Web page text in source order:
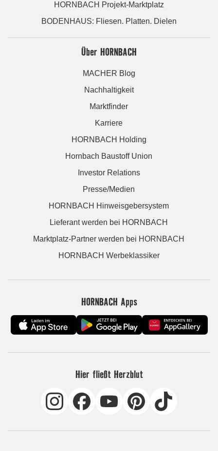
HORNBACH Projekt-Marktplatz
BODENHAUS: Fliesen. Platten. Dielen
Über HORNBACH
MACHER Blog
Nachhaltigkeit
Marktfinder
Karriere
HORNBACH Holding
Hornbach Baustoff Union
Investor Relations
Presse/Medien
HORNBACH Hinweisgebersystem
Lieferant werden bei HORNBACH
Marktplatz-Partner werden bei HORNBACH
HORNBACH Werbeklassiker
HORNBACH Apps
Hier fließt Herzblut